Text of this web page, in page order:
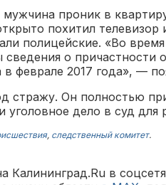
мужчина проник в
похитил
полицейские. «Во
о причастности
в феврале 2017 года», —
стражу. Он полностью
уголовное дело в суд для
, следственный комитет.
Калининград.Ru в